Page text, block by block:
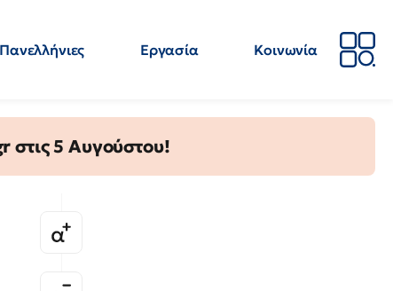
Πανελλήνιες Εργασία
Κοινωνία
στις 5 Αυγούστου!